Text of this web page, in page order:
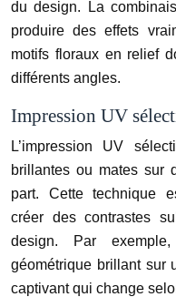
du design. La
produire des effets
motifs floraux en relief
différents angles.
Impression UV
L’impression UV
brillantes ou mates sur
part. Cette technique
créer des contrastes
design. Par
géométrique brillant sur
captivant qui change